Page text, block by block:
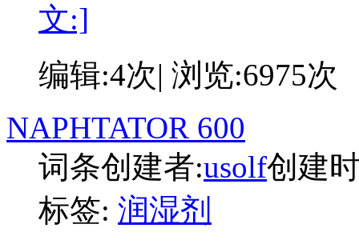
文:]
编辑:4次| 浏览:6975次
NAPHTATOR 600
词条创建者:usolf创建
标签: 润湿剂